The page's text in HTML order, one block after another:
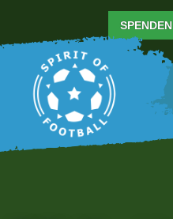
springen
SPENDEN